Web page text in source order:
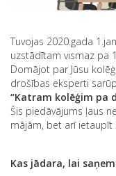
Tuvojas 2020.gada
uzstādītam vismaz pa
Domājot par Jūsu
drošības eksperti
“Katram kolēģim pa
Šis piedāvājums ļaus
mājām, bet arī
Kas jādara, lai sa